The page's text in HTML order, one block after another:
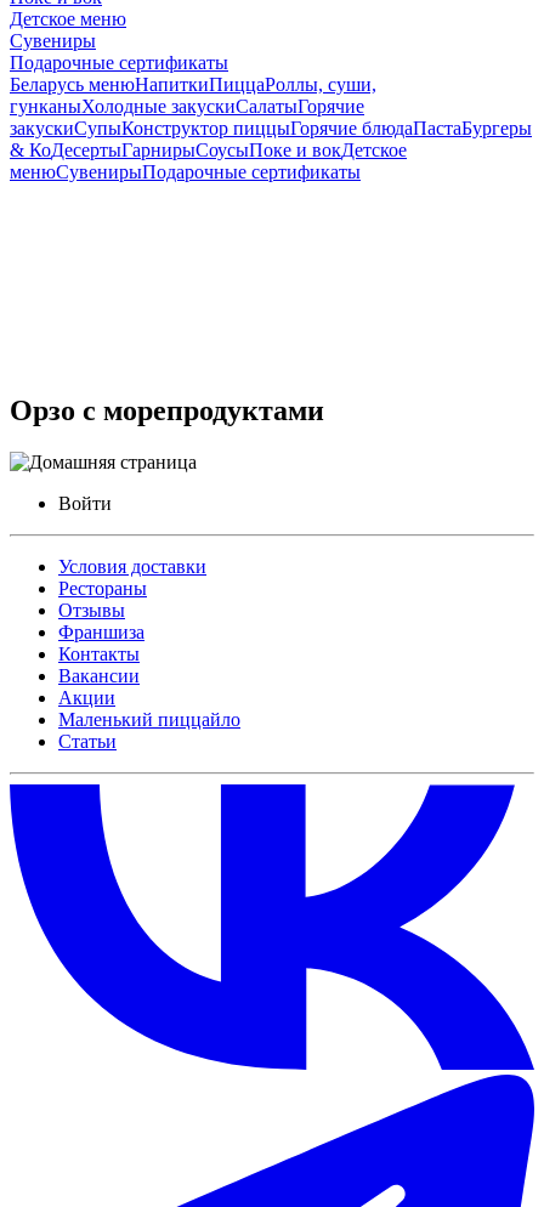
Детское меню
Сувениры
Подарочные сертификаты
Беларусь менюНапиткиПиццаРоллы, суши,
гунканыХолодные закускиСалатыГорячие
закускиСупыКонструктор пиццыГорячие блюдаПастаБургеры
& КоДесертыГарнирыСоусыПоке и вокДетское
менюСувенирыПодарочные сертификаты
Орзо с морепродуктами
Войти
Условия доставки
Рестораны
Отзывы
Франшиза
Контакты
Вакансии
Акции
Маленький пиццайло
Статьи